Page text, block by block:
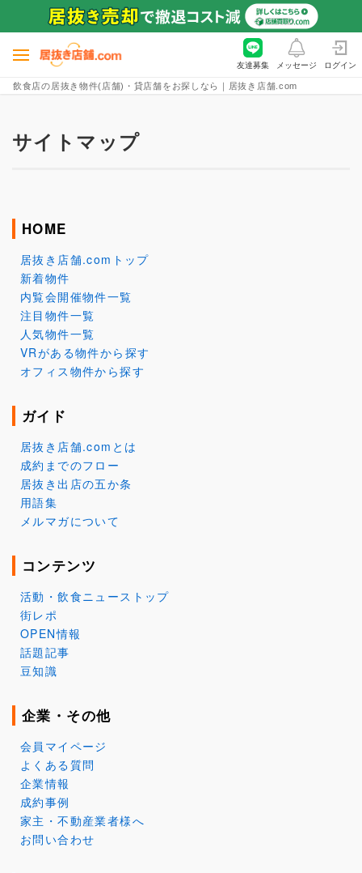
飲食店の居抜き物件(店舗)・貸店舗をお探しなら｜居抜き店舗.com
友達募集 メッセージ ログイン
サイトマップ
HOME
居抜き店舗.comトップ
新着物件
内覧会開催物件一覧
注目物件一覧
人気物件一覧
VRがある物件から探す
オフィス物件から探す
ガイド
居抜き店舗.comとは
成約までのフロー
居抜き出店の五か条
用語集
メルマガについて
コンテンツ
活動・飲食ニューストップ
街レポ
OPEN情報
話題記事
豆知識
企業・その他
会員マイページ
よくある質問
企業情報
成約事例
家主・不動産業者様へ
お問い合わせ